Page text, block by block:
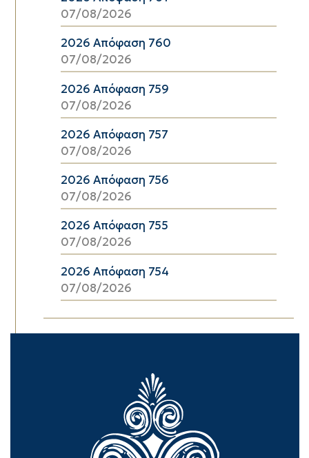
07/08/2026
2026 Απόφαση 760
07/08/2026
2026 Απόφαση 759
07/08/2026
2026 Απόφαση 757
07/08/2026
2026 Απόφαση 756
07/08/2026
2026 Απόφαση 755
07/08/2026
2026 Απόφαση 754
07/08/2026